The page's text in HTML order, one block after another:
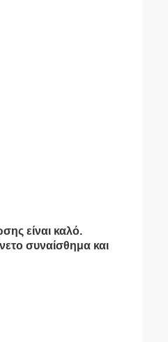
είναι καλό.
συναίσθημα και